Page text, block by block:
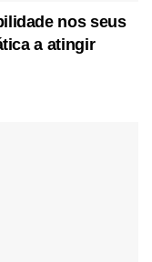
nos seus
a atingir